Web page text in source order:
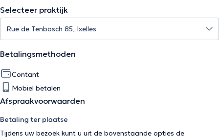
Selecteer praktijk
Betalingsmethoden
Contant
Mobiel betalen
Afspraakvoorwaarden
Betaling ter plaatse
Tijdens uw bezoek kunt u uit de bovenstaande opties de